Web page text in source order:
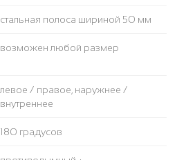
стальная полоса шириной 50 мм
возможен любой размер
левое / правое, наружнее /
внутреннее
180 градусов